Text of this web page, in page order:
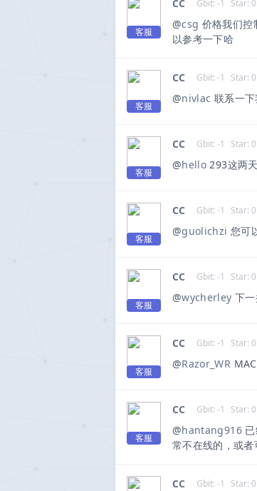
客服
CC Gbit: -1 Star: 0
@csg 价格我们控
以参考一下哈
客服
CC Gbit: -1 Star: 0
@nivlac 联系一
客服
CC Gbit: -1 Star: 0
@hello 293这两
客服
CC Gbit: -1 Star: 0
@guolichzi 您可
客服
CC Gbit: -1 Star: 0
@wycherley 下
客服
CC Gbit: -1 Star: 0
@Razor_WR
客服
CC Gbit: -1 Star: 0
@hantang916已
常不在线的，或
CC Gbit: -1 Star: 0